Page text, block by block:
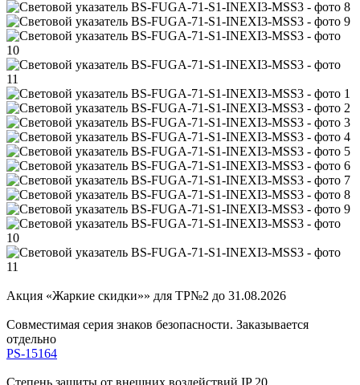
Акция «Жаркие скидки»» для ТР№2 до 31.08.2026
Совместимая серия знаков безопасности. Заказывается
отдельно
PS-15164
Степень защиты от внешних воздействий IP 20